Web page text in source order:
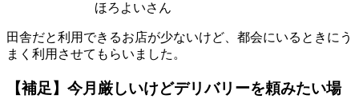
ほろよいさん
田舎だと利用できるお店が少ないけど、都会にいるときにう
まく利用させてもらいました。
【補足】今月厳しいけどデリバリーを頼みたい場